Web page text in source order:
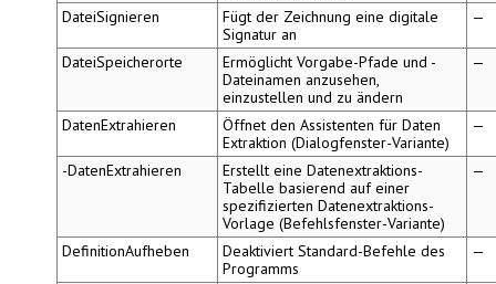
DateiSignieren
Fügt der Zeichnung eine digitale
Signatur an
—
DateiSpeicherorte
Ermöglicht Vorgabe-Pfade und -
Dateinamen anzusehen,
einzustellen und zu ändern
—
DatenExtrahieren Öffnet den Assistenten fürDaten
Extraktion (Dialogfenster-Variante)
—
-DatenExtrahieren
Erstellt eine Datenextraktions-
Tabelle basierend auf einer
spezifizierten Datenextraktions-
Vorlage (Befehlsfenster-Variante)
—
DefinitionAufheben
Deaktiviert Standard-Befehle des
Programms
—